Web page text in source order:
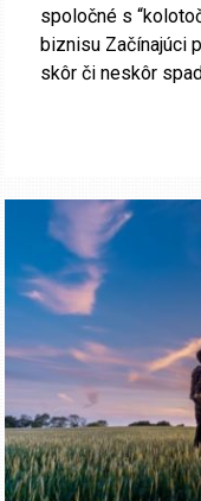
spoločné s
biznisu Začínajúci
skôr či neskôr